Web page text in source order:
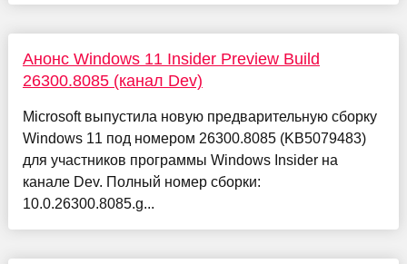
Анонс Windows 11 Insider Preview Build
26300.8085 (канал Dev)
Microsoft выпустила новую предварительную сборку
Windows 11 под номером 26300.8085 (KB5079483)
для участников программы Windows Insider на
канале Dev. Полный номер сборки:
10.0.26300.8085.g...